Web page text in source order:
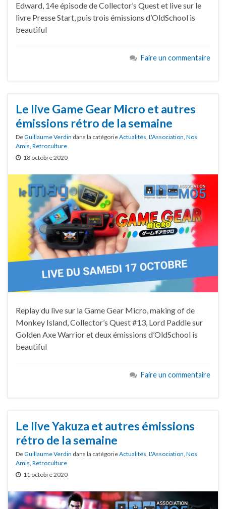
Edward, 14e épisode de Collector’s Quest et live sur le
livre Presse Start, puis trois émissions d’OldSchool is
beautiful
Faire un commentaire
Le live Game Gear Micro et autres
émissions rétro de la semaine
DeGuillaume Verdin dans la catégorieActualités L'Association Nos
Amis Retroculture
18 octobre 2020
Replay du live sur la Game Gear Micro, making of de
Monkey Island, Collector’s Quest #13, Lord Paddle sur
Golden Axe Warrior et deux émissions d’OldSchool is
beautiful
Faire un commentaire
Le live Yakuza et autres émissions
rétro de la semaine
DeGuillaume Verdin dans la catégorieActualités L'Association Nos
Amis Retroculture
11 octobre 2020